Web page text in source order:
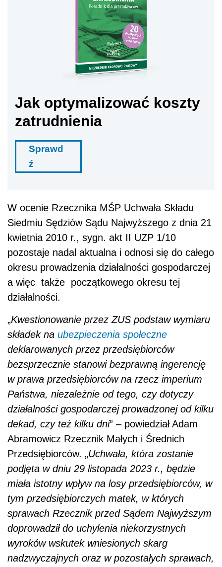
Jak optymalizować koszty
zatrudnienia
Sprawd
ź
W ocenie Rzecznika MŚP Uchwała Składu
Siedmiu Sędziów Sądu Najwyższego z dnia 21
kwietnia 2010 r., sygn. akt II UZP 1/10
pozostaje nadal aktualna i odnosi się do całego
okresu prowadzenia działalności gospodarczej
a więc także początkowego okresu tej
działalności.
„Kwestionowanie przez ZUS podstaw wymiaru
składek na ubezpieczenia społeczne
deklarowanych przez przedsiębiorców
bezsprzecznie stanowi bezprawną ingerencję
w prawa przedsiębiorców na rzecz imperium
Państwa, niezależnie od tego, czy dotyczy
działalności gospodarczej prowadzonej od kilku
dekad, czy też kilku dni” – powiedział Adam
Abramowicz Rzecznik Małych i Średnich
Przedsiębiorców. „Uchwała, która zostanie
podjęta w dniu 29 listopada 2023 r., będzie
miała istotny wpływ na losy przedsiębiorców, w
tym przedsiębiorczych matek, w których
sprawach Rzecznik przed Sądem Najwyższym
doprowadził do uchylenia niekorzystnych
wyroków wskutek wniesionych skarg
nadzwyczajnych oraz w pozostałych sprawach,